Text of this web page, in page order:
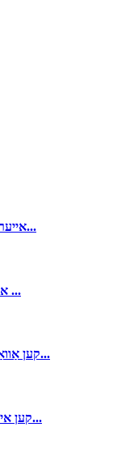
אייער מולטי-סעקטאָר ריינפאָרסמענט סקרים פּאַר...
איז אייער ריינפאָרסמענט סקרים סאַפּליי טשיין ...
קען אַוואַנסירטע געלייגט סקרים טעכנאָלאָגיעס רעדע...
קען איין מאַטעריאַל פּלאַטפאָרמע טאַקע סאָלווע די...